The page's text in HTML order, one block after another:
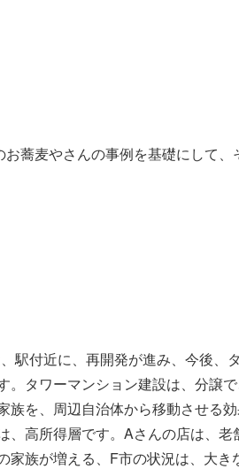
蕎麦やさんの事例を基礎にして、
駅付近に、再開発が進み、今後、
。タワーマンション建設は、分譲
を、周辺自治体から移動させる
、高所得層です。Aさんの店は、老
族が増える、F市の状況は、大き